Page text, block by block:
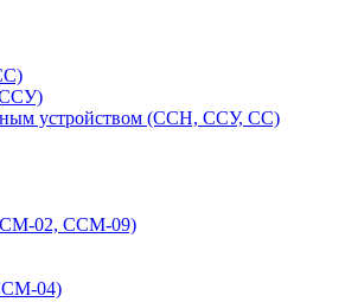
устройством (ССН, ССУ, СС)
02, ССМ-09)
04)